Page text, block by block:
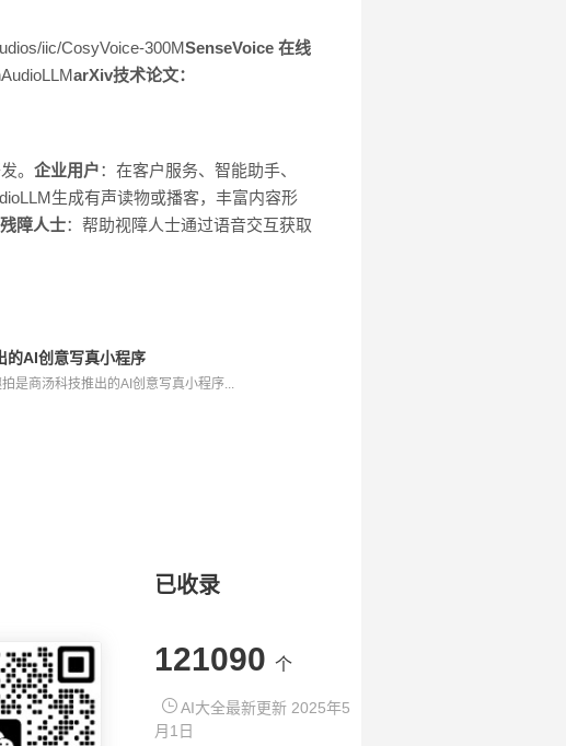
iic/CosyVoice-300MSenseVoice 在线
arXiv技术论文：
。 企业用户：在客户服务、智能助手、
生成有声读物或播客，丰富内容形
残障人士：帮助视障人士通过语音交互获取
的AI创意写真小程序
是商汤科技推出的AI创意写真小程序...
已收录
121090 个
AI大全最新更新 2025年5
月1日